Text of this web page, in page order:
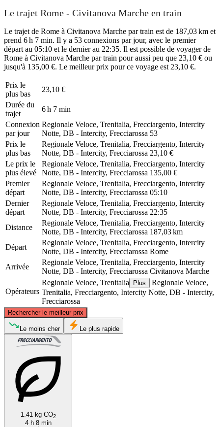
Le trajet Rome - Civitanova Marche en train
Le trajet de Rome à Civitanova Marche par train est de 187,03 km et
prend 6 h 7 min. Il y a 53 connexions par jour, avec le premier
départ au 05:10 et le dernier au 22:35. Il est possible de voyager de
Rome à Civitanova Marche par train pour aussi peu que 23,10 € ou
jusqu'à 135,00 €. Le meilleur prix pour ce voyage est 23,10 €.
Prix ​​le
plus bas
23,10 €
Durée du
trajet
6 h 7 min
Connexion
par jour
Regionale Veloce, Trenitalia, Frecciargento, Intercity
Notte, DB - Intercity, Frecciarossa 53
Prix ​​le
plus bas
Regionale Veloce, Trenitalia, Frecciargento, Intercity
Notte, DB - Intercity, Frecciarossa 23,10 €
Le prix le
plus élevé
Regionale Veloce, Trenitalia, Frecciargento, Intercity
Notte, DB - Intercity, Frecciarossa 135,00 €
Premier
départ
Regionale Veloce, Trenitalia, Frecciargento, Intercity
Notte, DB - Intercity, Frecciarossa 05:10
Dernier
départ
Regionale Veloce, Trenitalia, Frecciargento, Intercity
Notte, DB - Intercity, Frecciarossa 22:35
Distance
Regionale Veloce, Trenitalia, Frecciargento, Intercity
Notte, DB - Intercity, Frecciarossa 187,03 km
Départ
Regionale Veloce, Trenitalia, Frecciargento, Intercity
Notte, DB - Intercity, Frecciarossa Rome
Arrivée
Regionale Veloce, Trenitalia, Frecciargento, Intercity
Notte, DB - Intercity, Frecciarossa Civitanova Marche
Opérateurs
Regionale Veloce, Trenitalia Plus
Regionale Veloce,
Trenitalia, Frecciargento, Intercity Notte, DB - Intercity,
Frecciarossa
Rechercher le meilleur prix
Le moins cher Le plus rapide
1.41 kg CO2
4 h 8 min